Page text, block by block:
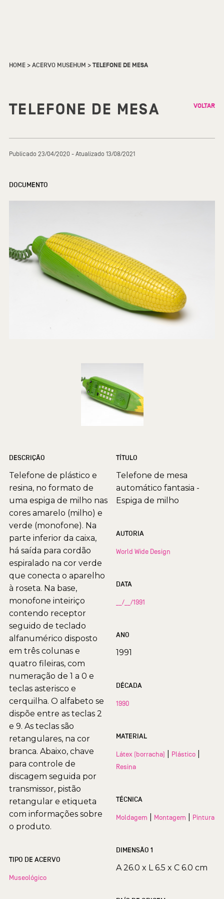
HOME>ACERVO MUSEHUM >TELEFONE DE MESA
TELEFONE DE MESA VOLTAR
Publicado 23/04/2020 - Atualizado 13/08/2021
DOCUMENTO
DESCRIÇÃO
Telefone de plástico e
resina, no formato de
uma espiga de milho nas
cores amarelo (milho) e
verde (monofone). Na
parte inferior da caixa,
há saída para cordão
espiralado na cor verde
que conecta o aparelho
à roseta. Na base,
monofone inteiriço
contendo receptor
seguido de teclado
alfanumérico disposto
em três colunas e
quatro fileiras, com
numeração de 1 a 0 e
teclas asterisco e
cerquilha. O alfabeto se
dispõe entre as teclas 2
e 9. As teclas são
retangulares, na cor
branca. Abaixo, chave
para controle de
discagem seguida por
transmissor, pistão
retangular e etiqueta
com informações sobre
o produto.
TIPO DE ACERVO
Museológico
TÍTULO
Telefone de mesa
automático fantasia -
Espiga de milho
AUTORIA
World Wide Design
DATA
__/__/1991
ANO
1991
DÉCADA
1990
MATERIAL
Látex (borracha) Plástico
Resina
TÉCNICA
Moldagem Montagem Pintura
DIMENSÃO 1
A 26.0 x L 6.5 x C 6.0 cm